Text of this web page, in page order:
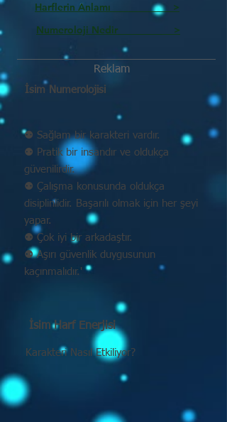
Harflerin Anlamı >
Numeroloji Nedir_________ >
Reklam
İsim Numerolojisi
⚉ Sağlam bir karakteri vardır.
⚉ Pratik bir insandır ve oldukça
güvenilirdir.
⚉ Çalışma konusunda oldukça
disiplinlidir. Başarılı olmak için her şeyi
yapar.
⚉ Çok iyi bir arkadaştır.
⚉ Aşırı güvenlik duygusunun
kaçınmalıdır.'
İsim Harf Enerjisi
Karakteri Nasıl Etkiliyor?